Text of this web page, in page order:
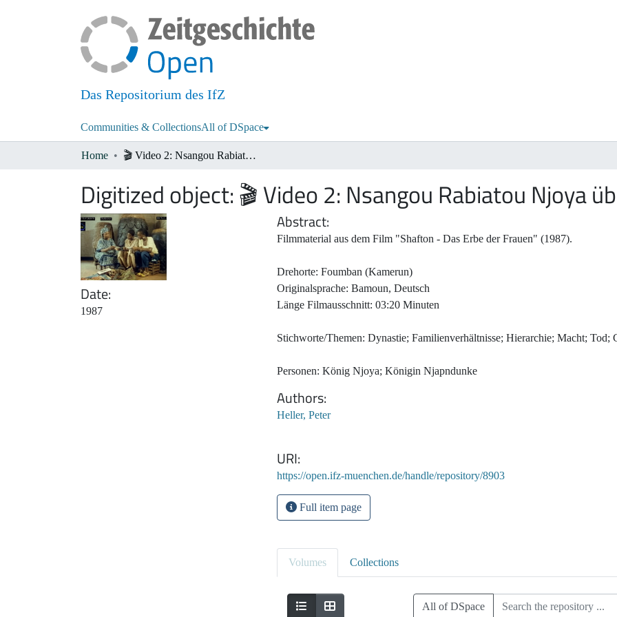
Das Repositorium des IfZ
Communities & CollectionsAll of DSpace
Home 🎬 Video 2: Nsangou Rabiatou Njoya über Königin Njapndunke
Digitized object:🎬 Video 2: Nsangou Rabiatou Njoya
Date
1987
Abstract
Filmmaterial aus dem Film "Shafton - Das Erbe der Frauen" (1987).
Drehorte: Foumban (Kamerun)
Originalsprache: Bamoun, Deutsch
Länge Filmausschnitt: 03:20 Minuten
Stichworte/Themen: Dynastie; Familienverhältnisse; Hierarchie; Macht; Tod;
Personen: König Njoya; Königin Njapndunke
Authors
Heller, Peter
URI
https://open.ifz-muenchen.de/handle/repository/8903
Full item page
Volumes Collections
All of DSpace